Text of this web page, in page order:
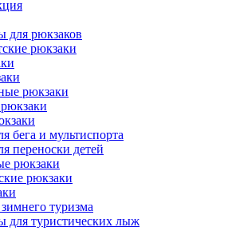
для рюкзаков
рюкзаки
рюкзаки
бега и мультиспорта
переноски детей
рюкзаки
рюкзаки
туризма
для туристических лыж